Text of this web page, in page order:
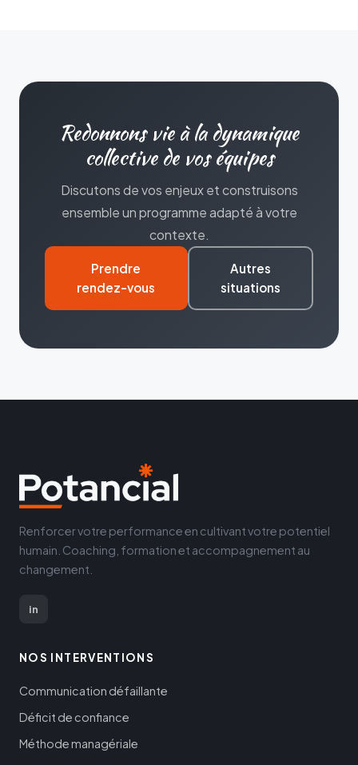
Redonnons vie à la dynamique
collective de vos équipes
Discutons de vos enjeux et construisons
ensemble un programme adapté à votre
contexte.
Prendre
rendez-vous
Autres
situations
Renforcer votre performance en cultivant votre potentiel
humain. Coaching, formation et accompagnement au
changement.
in
NOS INTERVENTIONS
Communication défaillante
Déficit de confiance
Méthode managériale